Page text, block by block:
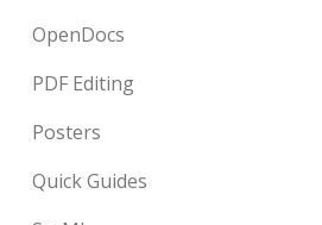
OpenDocs
PDF Editing
Posters
Quick Guides